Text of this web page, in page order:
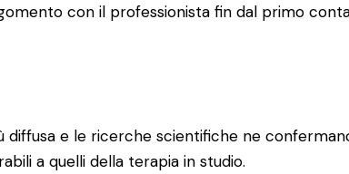
con il professionista fin dal primo
diffusa e le ricerche scientifiche ne
a quelli della terapia in studio.